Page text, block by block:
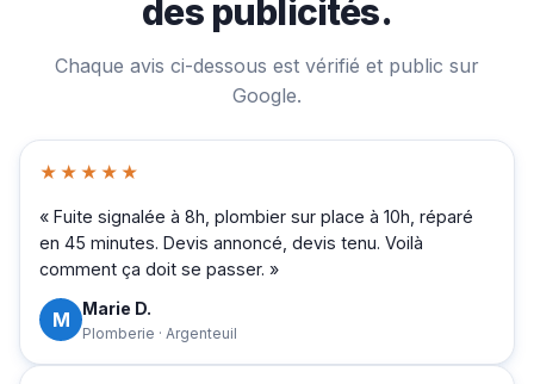
des publicités.
Chaque avis ci-dessous est vérifié et public sur
Google.
★★★★★
« Fuite signalée à 8h, plombier sur place à 10h, réparé
en 45 minutes. Devis annoncé, devis tenu. Voilà
comment ça doit se passer. »
M Marie D.
Plomberie · Argenteuil